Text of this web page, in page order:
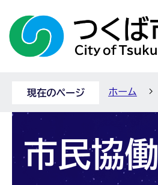
現在のページ ホーム
市民協働